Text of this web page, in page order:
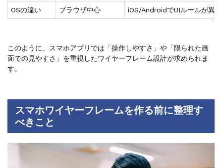
OSの違い ブラウザ中心 iOS/AndroidでUIルールが異
このように、スマホアプリでは「操作しやすさ」や「限られた画
面での見やすさ」を重視したワイヤーフレーム設計が求められま
す。
スマホワイヤーフレームを作る前に整理す
べきこと